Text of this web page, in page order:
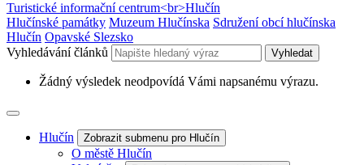
Turistické informační centrum<br>Hlučín
Hlučínské památky Muzeum Hlučínska Sdružení obcí hlučínska
Hlučín Opavské Slezsko
Vyhledávání článků
Vyhledat
Žádný výsledek neodpovídá Vámi napsanému výrazu.
Hlučín Zobrazit submenu pro Hlučín
O městě Hlučín